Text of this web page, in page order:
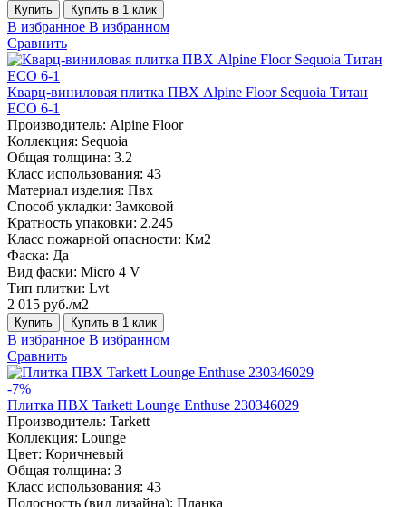
Купить Купить в 1 клик
В избранное В избранном
Сравнить
Кварц-виниловая плитка ПВХ Alpine Floor Sequoia Титан
ECO 6-1
Производитель: Alpine Floor
Коллекция: Sequoia
Общая толщина: 3.2
Класс использования: 43
Материал изделия: Пвх
Способ укладки: Замковой
Кратность упаковки: 2.245
Класс пожарной опасности: Км2
Фаска: Да
Вид фаски: Micro 4 V
Тип плитки: Lvt
2 015 руб./м2
Купить Купить в 1 клик
В избранное В избранном
Сравнить
-7%
Плитка ПВХ Tarkett Lounge Enthuse 230346029
Производитель: Tarkett
Коллекция: Lounge
Цвет: Коричневый
Общая толщина: 3
Класс использования: 43
Полосность (вид дизайна): Планка